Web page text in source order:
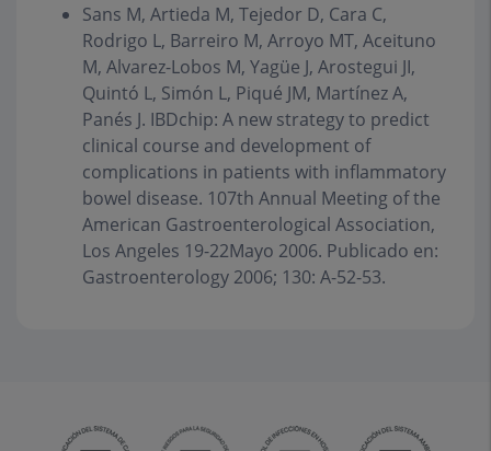
Sans M, Artieda M, Tejedor D, Cara C,
Rodrigo L, Barreiro M, Arroyo MT, Aceituno
M, Alvarez-Lobos M, Yagüe J, Arostegui JI,
Quintó L, Simón L, Piqué JM, Martínez A,
Panés J. IBDchip: A new strategy to predict
clinical course and development of
complications in patients with inflammatory
bowel disease. 107th Annual Meeting of the
American Gastroenterological Association,
Los Angeles 19-22Mayo 2006. Publicado en:
Gastroenterology 2006; 130: A-52-53.